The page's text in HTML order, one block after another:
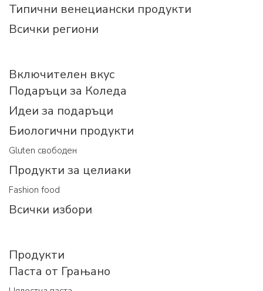
Типични венециански продукти
Всички региони
Включителен вкус
Подаръци за Коледа
Идеи за подаръци
Биологични продукти
Gluten свободен
Продукти за целиаки
Fashion food
Всички избори
Продукти
Паста от Грањано